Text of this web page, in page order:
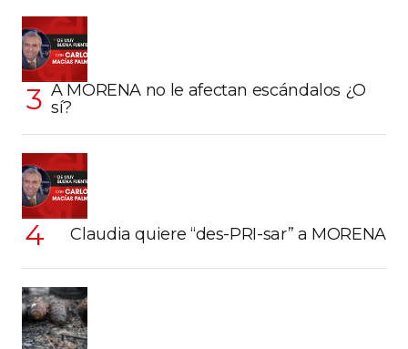
A MORENA no le afectan escándalos ¿O
sí?
Claudia quiere “des-PRI-sar” a MORENA